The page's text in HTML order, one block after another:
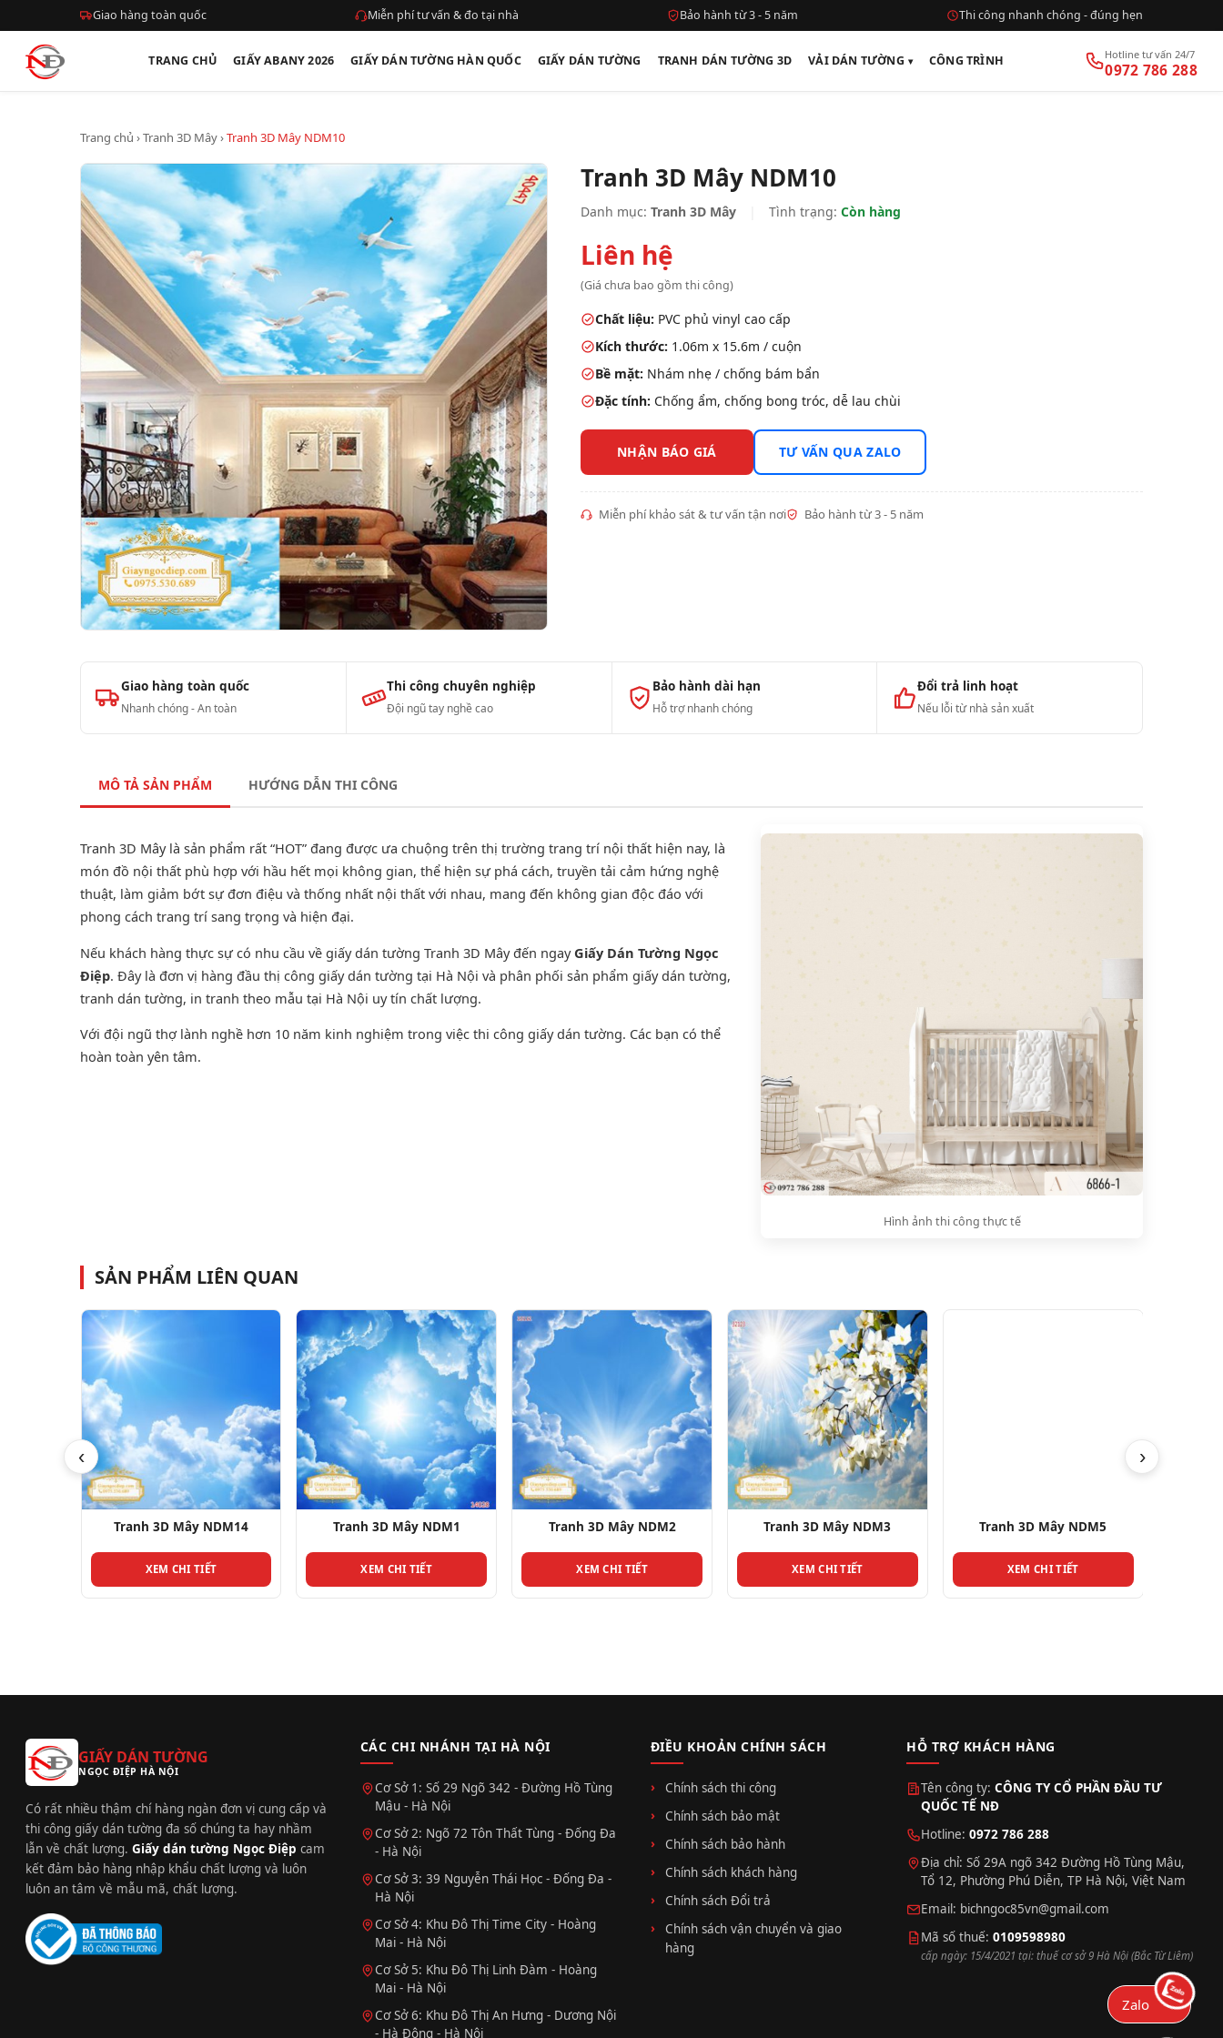
Giao hàng toàn quốc Miễn phí tư vấn & đo tại nhà Bảo hành từ 3 - 5 năm Thi công nhanh chóng - đúng hẹn
TRANG CHỦ GIẤY ABANY 2026 GIẤY DÁN TƯỜNG HÀN QUỐC GIẤY DÁN TƯỜNG TRANH DÁN TƯỜNG 3D VẢI DÁN TƯỜNG CÔNG TRÌNH Hotline tư vấn 24/7
0972 786 288
Trang chủ ›Tranh 3D Mây›Tranh 3D Mây NDM10
Tranh 3D Mây NDM10
Danh mục: Tranh 3D Mây Tình trạng: Còn hàng
Liên hệ
(Giá chưa bao gồm thi công)
Chất liệu: PVC phủ vinyl cao cấp
Kích thước: 1.06m x 15.6m / cuộn
Bề mặt: Nhám nhẹ / chống bám bẩn
Đặc tính: Chống ẩm, chống bong tróc, dễ lau chùi
NHẬN BÁO GIÁ TƯ VẤN QUA ZALO
Miễn phí khảo sát & tư vấn tận nơi Bảo hành từ 3 - 5 năm
Giao hàng toàn quốc
Nhanh chóng - An toàn
Thi công chuyên nghiệp
Đội ngũ tay nghề cao
Bảo hành dài hạn
Hỗ trợ nhanh chóng
Đổi trả linh hoạt
Nếu lỗi từ nhà sản xuất
MÔ TẢ SẢN PHẨM HƯỚNG DẪN THI CÔNG
Tranh 3D Mây là sản phẩm rất “HOT” đang được ưa chuộng trên thị trường trang trí nội thất hiện nay, là
món đồ nội thất phù hợp với hầu hết mọi không gian, thể hiện sự phá cách, truyền tải cảm hứng nghệ
thuật, làm giảm bớt sự đơn điệu và thống nhất nội thất với nhau, mang đến không gian độc đáo với
phong cách trang trí sang trọng và hiện đại.
Nếu khách hàng thực sự có nhu cầu về giấy dán tường Tranh 3D Mây đến ngayGiấy Dán Tường Ngọc
Điệp. Đây là đơn vị hàng đầu thị công giấy dán tường tại Hà Nội và phân phối sản phẩm giấy dán tường,
tranh dán tường, in tranh theo mẫu tại Hà Nội uy tín chất lượng.
Với đội ngũ thợ lành nghề hơn 10 năm kinh nghiệm trong việc thi công giấy dán tường. Các bạn có thể
hoàn toàn yên tâm.
Hình ảnh thi công thực tế
SẢN PHẨM LIÊN QUAN
‹
Tranh 3D Mây NDM14
XEM CHI TIẾT
Tranh 3D Mây NDM1
XEM CHI TIẾT
Tranh 3D Mây NDM2
XEM CHI TIẾT
Tranh 3D Mây NDM3
XEM CHI TIẾT
Tranh 3D Mây NDM5
XEM CHI TIẾT
›
GIẤY DÁN TƯỜNG
NGỌC ĐIỆP HÀ NỘI
Có rất nhiều thậm chí hàng ngàn đơn vị cung cấp và
thi công giấy dán tường đa số chúng ta hay nhầm
lẫn về chất lượng. Giấy dán tường Ngọc Điệp cam
kết đảm bảo hàng nhập khẩu chất lượng và luôn
luôn an tâm về mẫu mã, chất lượng.
CÁC CHI NHÁNH TẠI HÀ NỘI
Cơ Sở 1: Số 29 Ngõ 342 - Đường Hồ Tùng
Mậu - Hà Nội
Cơ Sở 2: Ngõ 72 Tôn Thất Tùng - Đống Đa
- Hà Nội
Cơ Sở 3: 39 Nguyễn Thái Học - Đống Đa -
Hà Nội
Cơ Sở 4: Khu Đô Thị Time City - Hoàng
Mai - Hà Nội
Cơ Sở 5: Khu Đô Thị Linh Đàm - Hoàng
Mai - Hà Nội
Cơ Sở 6: Khu Đô Thị An Hưng - Dương Nội
- Hà Đông - Hà Nội
ĐIỀU KHOẢN CHÍNH SÁCH
Chính sách thi công
Chính sách bảo mật
Chính sách bảo hành
Chính sách khách hàng
Chính sách Đổi trả
Chính sách vận chuyển và giao
hàng
HỖ TRỢ KHÁCH HÀNG
Tên công ty:CÔNG TY CỔ PHẦN ĐẦU TƯ
QUỐC TẾ NĐ
Hotline:0972 786 288
Địa chỉ: Số 29A ngõ 342 Đường Hồ Tùng Mậu,
Tổ 12, Phường Phú Diễn, TP Hà Nội, Việt Nam
Email: bichngoc85vn@gmail.com
Mã số thuế:0109598980
cấp ngày: 15/4/2021 tại: thuế cơ sở 9 Hà Nội (Bắc Từ Liêm)
Zalo